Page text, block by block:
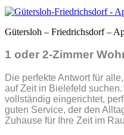
Gütersloh – Friedrichsdorf –
1 oder 2-Zimmer
Die perfekte Antwort für
auf Zeit in Bielefeld
vollständig eingerichtet,
guten Service, der den
Zuhause für Ihre Zeit im